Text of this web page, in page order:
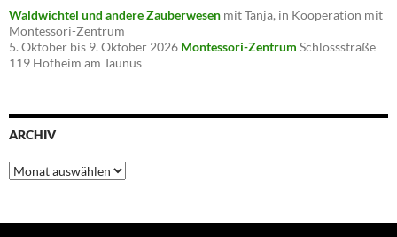
Waldwichtel und andere Zauberwesen mit Tanja, in Kooperation mit
Montessori-Zentrum
5. Oktober bis 9. Oktober 2026 Montessori-Zentrum Schlossstraße
119 Hofheim am Taunus
ARCHIV
Archiv